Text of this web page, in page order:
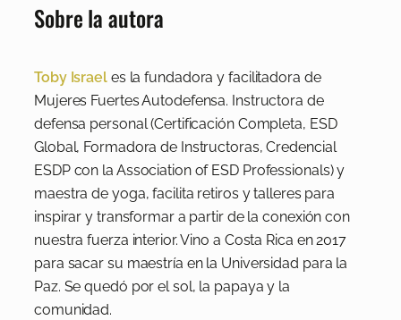
Sobre la autora
Toby Israeles la fundadora y facilitadora de
Mujeres Fuertes Autodefensa. Instructora de
defensa personal (Certificación Completa, ESD
Global, Formadora de Instructoras, Credencial
ESDP con la Association of ESD Professionals) y
maestra de yoga, facilita retiros y talleres para
inspirar y transformar a partir de la conexión con
nuestra fuerza interior. Vino a Costa Rica en 2017
para sacar su maestría en la Universidad para la
Paz. Se quedó por el sol, la papaya y la
comunidad.